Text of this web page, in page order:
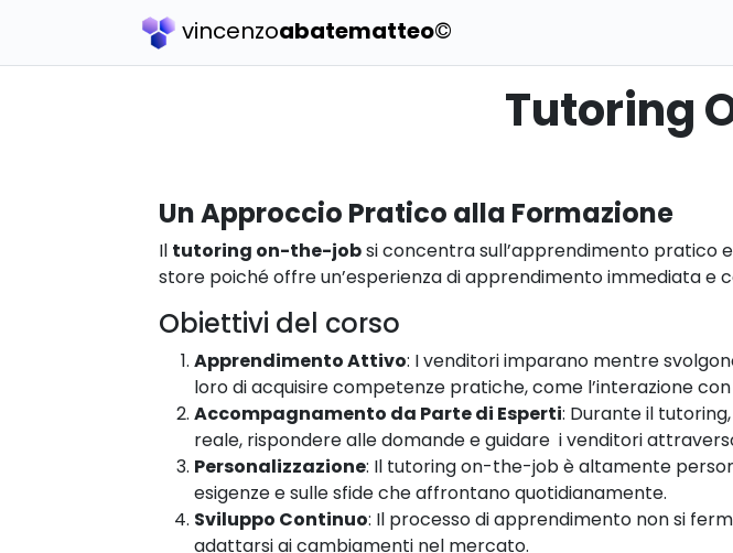
vincenzoabatematteo©
Tutoring
Un Approccio Pratico alla Formazione
Il tutoring on-the-jobsi concentra sull’apprendimento pratico
store poiché offre un’esperienza di apprendimento immediata e
Obiettivi del corso
Apprendimento Attivo: I venditori imparano mentre
loro di acquisire competenze pratiche, come l’interazione
Accompagnamento da Parte di Esperti: Durante il
reale, rispondere alle domande e guidare i venditori
Personalizzazione: Il tutoring on-the-job è altamente
esigenze e sulle sfide che affrontano quotidianamente.
Sviluppo Continuo: Il processo di apprendimento non si
adattarsi ai cambiamenti nel mercato.